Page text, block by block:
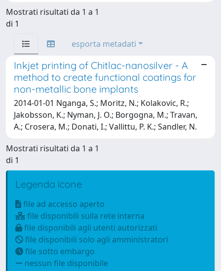
Mostrati risultati da 1 a 1
di 1
esporta metadati
Inkjet printing of Chitlac-nanosilver - A
method to create functional coatings for
non-metallic bone implants
2014-01-01 Nganga, S.; Moritz, N.; Kolakovic, R.;
Jakobsson, K.; Nyman, J. O.; Borgogna, M.; Travan,
A.; Crosera, M.; Donati, I.; Vallittu, P. K.; Sandler, N.
Mostrati risultati da 1 a 1
di 1
Legenda icone
file ad accesso aperto
file disponibili sulla rete interna
file disponibili agli utenti autorizzati
file disponibili solo agli amministratori
file sotto embargo
nessun file disponibile